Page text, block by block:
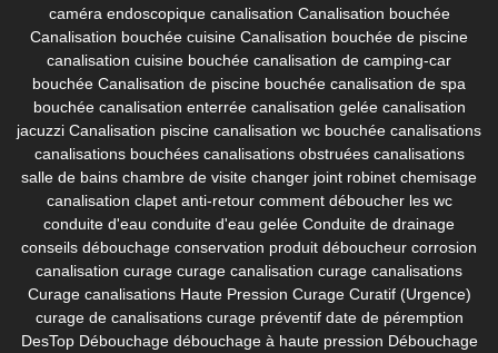
caméra endoscopique canalisation Canalisation bouchée
Canalisation bouchée cuisine Canalisation bouchée de piscine
canalisation cuisine bouchée canalisation de camping-car
bouchée Canalisation de piscine bouchée canalisation de spa
bouchée canalisation enterrée canalisation gelée canalisation
jacuzzi Canalisation piscine canalisation wc bouchée canalisations
canalisations bouchées canalisations obstruées canalisations
salle de bains chambre de visite changer joint robinet chemisage
canalisation clapet anti-retour comment déboucher les wc
conduite d'eau conduite d'eau gelée Conduite de drainage
conseils débouchage conservation produit déboucheur corrosion
canalisation curage curage canalisation curage canalisations
Curage canalisations Haute Pression Curage Curatif (Urgence)
curage de canalisations curage préventif date de péremption
DesTop Débouchage débouchage à haute pression Débouchage